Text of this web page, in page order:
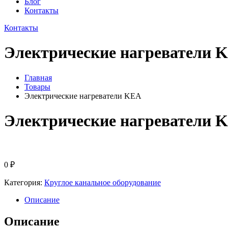
Контакты
Контакты
Электрические нагреватели
Главная
Товары
Электрические нагреватели KEA
Электрические нагреватели
0 ₽
Категория: Круглое канальное оборудование
Описание
Описание